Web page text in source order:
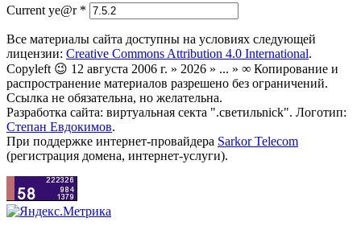
Current ye@r *
Все материалы сайта доступны на условиях следующей
лицензии: Creative Commons Attribution 4.0 International.
Copyleft 😉 12 августа 2006 г. » 2026 » ... » ∞ Копирование и
распространение материалов разрешено без ограничений.
Ссылка не обязательна, но желательна.
Разработка сайта: виртуальная секта ".светильnick". Логотип:
Степан Евдокимов.
При поддержке интернет-провайдера Sarkor Telecom
(регистрация домена, интернет-услуги).